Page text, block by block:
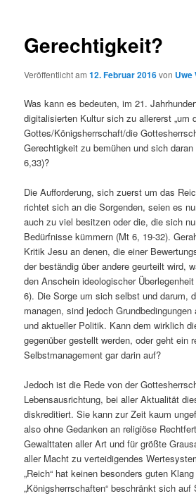
Gerechtigkeit?
Veröffentlicht am12. Februar 2016von Uwe
Was kann es bedeuten, im 21.
digitalisierten Kultur sich zu allererst „um
Gottes/Königsherrschaft/die
Gerechtigkeit zu bemühen und sich
6,33)?
Die Aufforderung, sich zuerst um das
richtet sich an die Sorgenden, seien es
auch zu viel besitzen oder die, die sich
Bedürfnisse kümmern (Mt 6, 19-32).
Kritik Jesu an denen, die einer
der beständig über andere geurteilt wird,
den Anschein ideologischer
6). Die Sorge um sich selbst und darum,
managen, sind jedoch
und aktueller Politik. Kann dem wirklich
gegenüber gestellt werden, oder geht ein
Selbstmanagement gar darin auf?
Jedoch ist die Rede von der
Lebensausrichtung, bei aller Aktualität
diskreditiert. Sie kann zur Zeit kaum
also ohne Gedanken an religiöse
Gewalttaten aller Art und für größte
aller Macht zu verteidigendes
„Reich“ hat keinen besonders guten
„Königsherrschaften“ beschränkt sich auf